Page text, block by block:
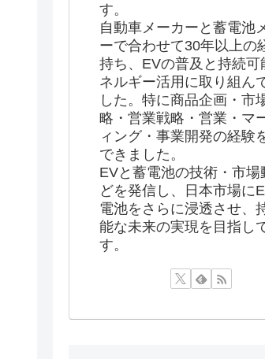
す。
自動車メーカーと蓄電池
ーで合わせて30年以上の
持ち、EVの普及と持続可
ネルギー活用に取り組ん
した。特に商品企画・市
略・営業戦略・営業・マ
ィング・事業開発の経験
できました。
EVと蓄電池の技術・市場
どを発信し、日本市場に
電池をさらに浸透させ、
能な未来の実現を目指し
す。